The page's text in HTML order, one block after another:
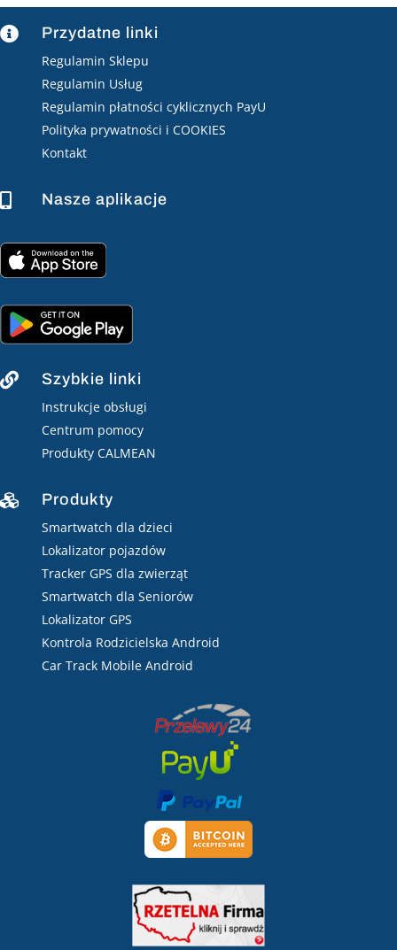
 Przydatne linki
Regulamin Sklepu
Regulamin Usług
Regulamin płatności cyklicznych PayU
Polityka prywatności i COOKIES
Kontakt
 Nasze aplikacje
 Szybkie linki
Instrukcje obsługi
Centrum pomocy
Produkty CALMEAN
 Produkty
Smartwatch dla dzieci
Lokalizator pojazdów
Tracker GPS dla zwierząt
Smartwatch dla Seniorów
Lokalizator GPS
Kontrola Rodzicielska Android
Car Track Mobile Android